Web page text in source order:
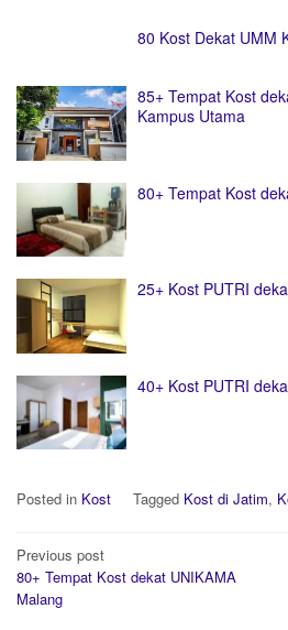
80 Kost Dekat UMM
85+ Tempat Kost
Kampus Utama
80+ Tempat Kost
25+ Kost PUTRI
40+ Kost PUTRI
Posted in Kost Tagged Kost di Jatim,
Post
navigation
Previous post
80+ Tempat Kost dekat UNIKAMA
Malang